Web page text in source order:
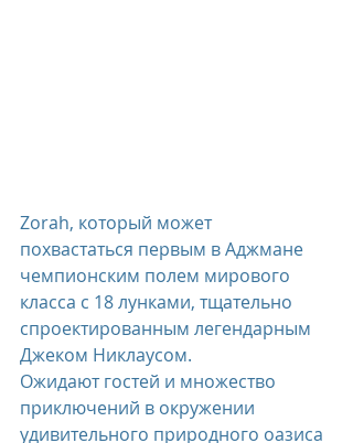
Zorah, который может
похвастаться первым в Аджмане
чемпионским полем мирового
класса с 18 лунками, тщательно
спроектированным легендарным
Джеком Никлаусом.
Ожидают гостей и множество
приключений в окружении
удивительного природного оазиса